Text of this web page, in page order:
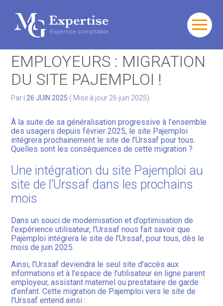
Aller
Gérer votre quotidien
Gérer votre patrimoine
Facturation Électronique
PARTICULIERS
EMPLOYEURS : MIGRATION
DU SITE PAJEMPLOI !
Par 26 JUIN 2025 ( Mise à jour 26 juin 2025)
À la suite de sa généralisation progressive à l’ensemble
des usagers depuis février 2025, le site Pajemploi
intégrera prochainement le site de l’Urssaf pour tous.
Quelles sont les conséquences de cette migration ?
Une intégration du site Pajemploi au
site de l’Urssaf dans les prochains
mois
Dans un souci de modernisation et d’optimisation de
l’expérience utilisateur, l’Urssaf nous fait savoir que
Pajemploi intégrera le site de l’Urssaf, pour tous, dès le
mois de juin 2025.
Ainsi, l’Urssaf deviendra le seul site d’accès aux
informations et à l’espace de l’utilisateur en ligne parent
employeur, assistant maternel ou prestataire de garde
d’enfant. Cette migration de Pajemploi vers le site de
l’Urssaf entend ainsi :